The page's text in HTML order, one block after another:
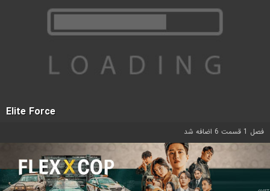
Elite Force
فصل 1 قسمت 6 اضافه شد